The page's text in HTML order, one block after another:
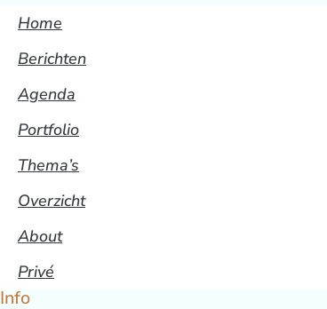
Home
Berichten
Agenda
Portfolio
Thema’s
Overzicht
About
Privé
Info